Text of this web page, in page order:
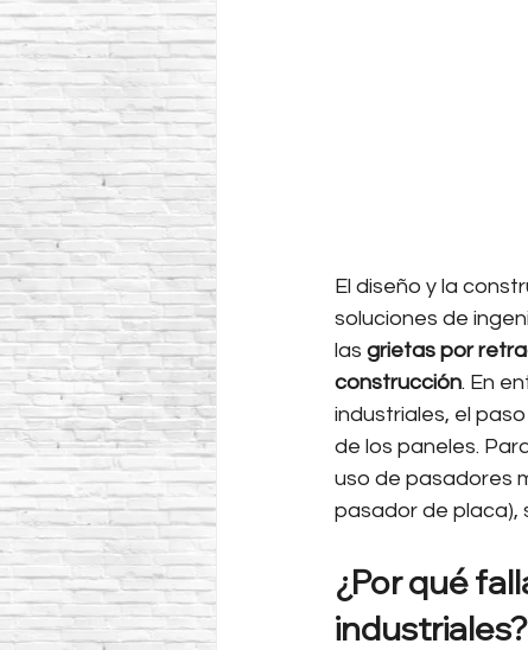
El diseño y la
soluciones de
las grietas por
construcción. En
industriales, el
de los paneles.
uso de pasadores
pasador de placa),
¿Por qué
industriales?